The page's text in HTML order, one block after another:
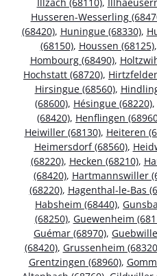
Husseren-Wesserling
(68420), Huningue (68330),
(68150), Houssen (68125),
Hombourg (68490),
Hochstatt (68720),
Hirsingue (68560),
(68600), Hésingue (68220),
(68420), Henflingen
Heiwiller (68130), Heiteren
Heimersdorf (68560),
(68220), Hecken (68210),
(68420), Hartmannswiller
(68220), Hagenthal-le-Bas
Habsheim (68440),
(68250), Guewenheim
Guémar (68970),
(68420), Grussenheim
Grentzingen (68960),